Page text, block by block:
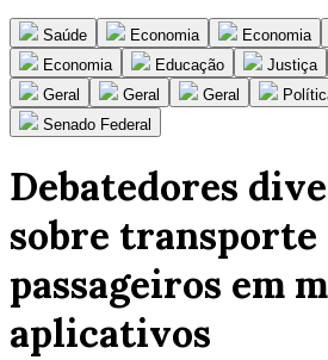
Saúde Economia Economia
Economia
Educação Justiça
Geral
Geral Geral
Senado Federal
Debatedores
sobre transporte
passageiros em
aplicativos